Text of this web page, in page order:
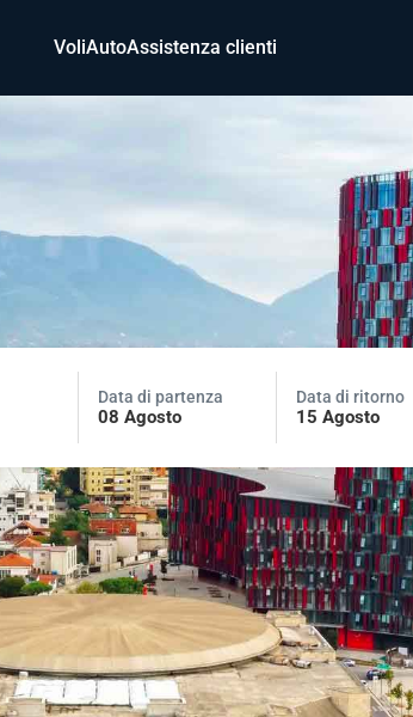
VoliAutoAssistenza clienti
Data di partenza
08 Agosto
Data di ritorno
15 Agosto